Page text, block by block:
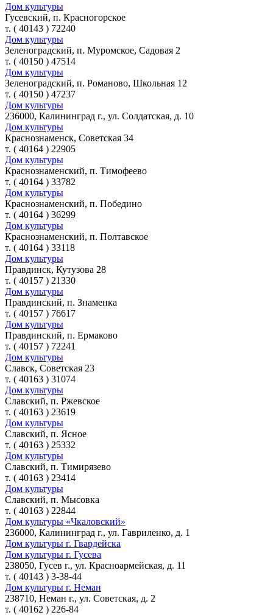
Дом культуры
Гусевский, п. Красногорское
т. ( 40143 ) 72240
Дом культуры
Зеленоградский, п. Муромское, Садовая 2
т. ( 40150 ) 47514
Дом культуры
Зеленоградский, п. Романово, Школьная 12
т. ( 40150 ) 47237
Дом культуры
236000, Калининград г., ул. Солдатская, д. 10
Дом культуры
Краснознаменск, Советская 34
т. ( 40164 ) 22905
Дом культуры
Краснознаменский, п. Тимофеево
т. ( 40164 ) 33782
Дом культуры
Краснознаменский, п. Победино
т. ( 40164 ) 36299
Дом культуры
Краснознаменский, п. Полтавское
т. ( 40164 ) 33118
Дом культуры
Правдинск, Кутузова 28
т. ( 40157 ) 21330
Дом культуры
Правдинский, п. Знаменка
т. ( 40157 ) 76617
Дом культуры
Правдинский, п. Ермаково
т. ( 40157 ) 72241
Дом культуры
Славск, Советская 23
т. ( 40163 ) 31074
Дом культуры
Славский, п. Ржевское
т. ( 40163 ) 23619
Дом культуры
Славский, п. Ясное
т. ( 40163 ) 25332
Дом культуры
Славский, п. Тимирязево
т. ( 40163 ) 23414
Дом культуры
Славский, п. Мысовка
т. ( 40163 ) 22844
Дом культуры «Чкаловский»
236000, Калининград г., ул. Гавриленко, д. 1
Дом культуры г. Гвардейска
Дом культуры г. Гусева
238050, Гусев г., ул. Красноармейская, д. 11
т. ( 40143 ) 3-38-44
Дом культуры г. Неман
238710, Неман г., ул. Советская, д. 2
т. ( 40162 ) 226-84